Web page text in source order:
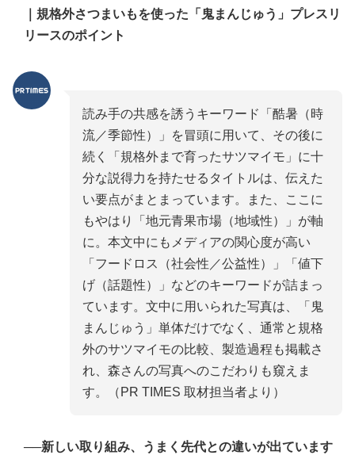
｜規格外さつまいもを使った「鬼まんじゅう」プレスリ
リースのポイント
読み手の共感を誘うキーワード「酷暑（時
流／季節性）」を冒頭に用いて、その後に
続く「規格外まで育ったサツマイモ」に十
分な説得力を持たせるタイトルは、伝えた
い要点がまとまっています。また、ここに
もやはり「地元青果市場（地域性）」が軸
に。本文中にもメディアの関心度が高い
「フードロス（社会性／公益性）」「値下
げ（話題性）」などのキーワードが詰まっ
ています。文中に用いられた写真は、「鬼
まんじゅう」単体だけでなく、通常と規格
外のサツマイモの比較、製造過程も掲載さ
れ、森さんの写真へのこだわりも窺えま
す。（PR TIMES 取材担当者より）
──新しい取り組み、うまく先代との違いが出ています